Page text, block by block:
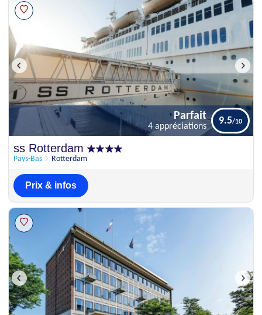
ss Rotterdam
Pays-Bas Rotterdam
Parfait
4 appréciations
9.5
Prix & infos